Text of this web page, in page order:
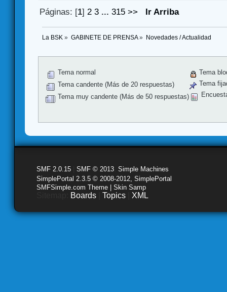
Páginas: [1] 2 3 ...315 >> Ir Arriba
La BSK » GABINETE DE PRENSA» Novedades / Actualidad
Tema normal
Tema candente (Más de 20 respuestas)
Tema muy candente (Más de 50 respuestas)
Tema
Tema
SMF 2.0.15 SMF © 2013 Simple Machines
SimplePortal 2.3.5 © 2008-2012, SimplePortal
SMFSimple.com Theme | Skin Samp
Boards Topics XML